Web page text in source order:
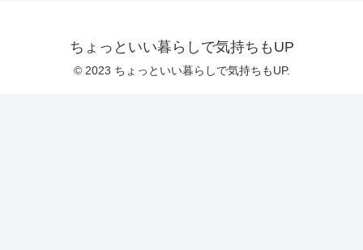
ちょっといい暮らしで気持ちもUP
© 2023 ちょっといい暮らしで気持ちもUP.